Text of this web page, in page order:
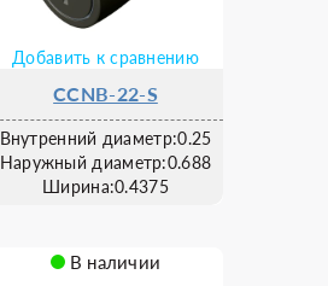
Добавить к сравнению
CCNB-22-S
Внутренний диаметр:0.25
Наружный диаметр:0.688
Ширина:0.4375
В наличии